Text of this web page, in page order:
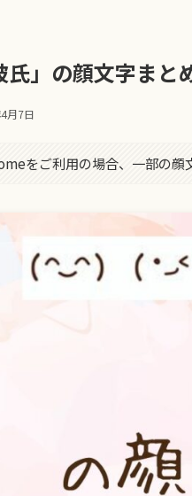
氏」の顔文字まと
月7日
をご利用の場合、一部の顔